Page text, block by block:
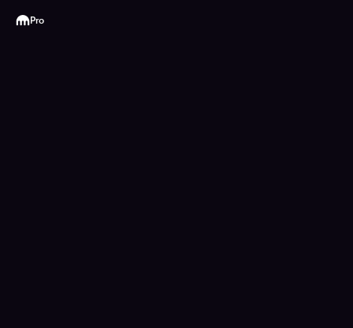
Kraken
Pro